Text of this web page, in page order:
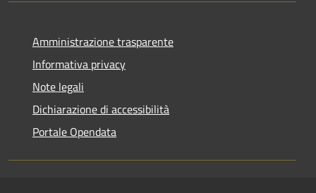
Amministrazione trasparente
Informativa privacy
Note legali
Dichiarazione di accessibilità
Portale Opendata